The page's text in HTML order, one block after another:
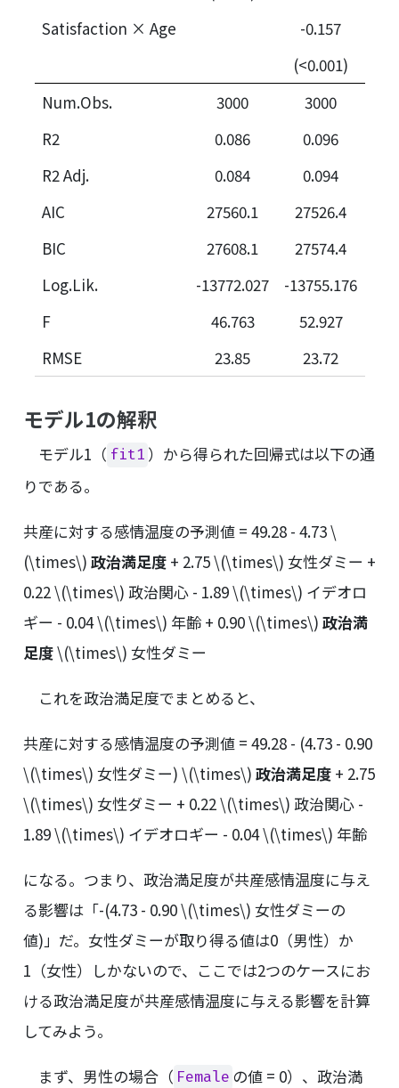
Satisfaction × Age
-0.157
(<0.001)
Num.Obs.
3000
3000
R2
0.086
0.096
R2 Adj.
0.084
0.094
AIC
27560.1
27526.4
BIC
27608.1
27574.4
Log.Lik.
-13772.027
-13755.176
F
46.763
52.927
RMSE
23.85 23.72
モデル1の解釈
モデル1（ fit1 ）から得られた回帰式は以下の通
りである。
共産に対する感情温度の予測値 = 49.28 - 4.73\
(\times\) 政治満足度+ 2.75\(\times\) 女性ダミー +
0.22\(\times\) 政治関心 - 1.89\(\times\) イデオロ
ギー - 0.04\(\times\) 年齢 + 0.90\(\times\) 政治満
足度\(\times\) 女性ダミー
これを政治満足度でまとめると、
共産に対する感情温度の予測値 = 49.28 - (4.73 - 0.90
\(\times\) 女性ダミー) \(\times\) 政治満足度+ 2.75
\(\times\) 女性ダミー + 0.22\(\times\) 政治関心 -
1.89\(\times\) イデオロギー - 0.04\(\times\) 年齢
になる。つまり、政治満足度が共産感情温度に与え
る影響は「-(4.73 - 0.90\(\times\) 女性ダミーの
値)」だ。女性ダミーが取り得る値は0（男性）か
1（女性）しかないので、ここでは2つのケースにお
ける政治満足度が共産感情温度に与える影響を計算
してみよう。
まず、男性の場合（ Female の値 = 0）、政治満